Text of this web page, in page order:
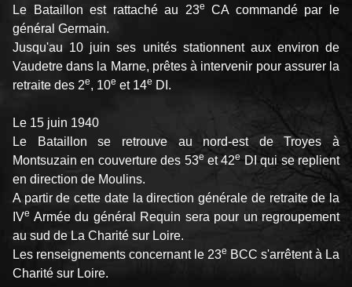
Le Bataillon est rattaché au 23e
CA commandé par le
général Germain.
Jusqu'au 10 juin ses unités stationnent aux environ de
Vaudetre dans la Marne, prêtes à intervenir pour assurer la
retraite des 2e, 10e et 14e DI.
Le 15 juin 1940
Le Bataillon se retrouve au nord-est de Troyes à
Montsuzain en couverture des 53eet 42eDI qui se replient
en direction de Moulins.
A partir de cette date la direction générale de retraite de la
IVe Armée du général Requin sera pour un regroupement
au sud de La Charité sur Loire.
Les renseignements concernant le 23e BCC s'arrêtent à La
Charité sur Loire.